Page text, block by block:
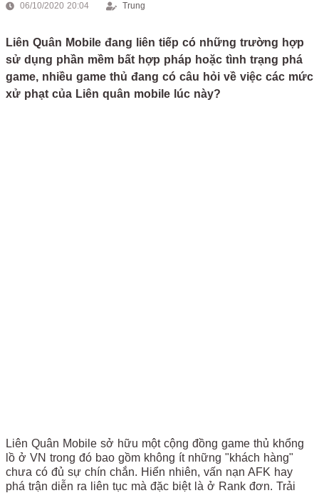
06/10/2020 20:04 Trung
Liên Quân Mobile đang liên tiếp có những trường hợp
sử dụng phần mềm bất hợp pháp hoặc tình trạng phá
game, nhiều game thủ đang có câu hỏi về việc các mức
xử phạt của Liên quân mobile lúc này?
Liên Quân Mobile sở hữu một cộng đồng game thủ khổng
lồ ở VN trong đó bao gồm không ít những "khách hàng"
chưa có đủ sự chín chắn. Hiển nhiên, vấn nạn AFK hay
phá trận diễn ra liên tục mà đặc biệt là ở Rank đơn. Trải